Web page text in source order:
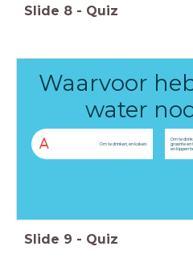
Slide 8 - Quiz
Waarvoor
water
A Om te drinken, en koken.
Om te
groente en
en kippen
Slide 9 - Quiz